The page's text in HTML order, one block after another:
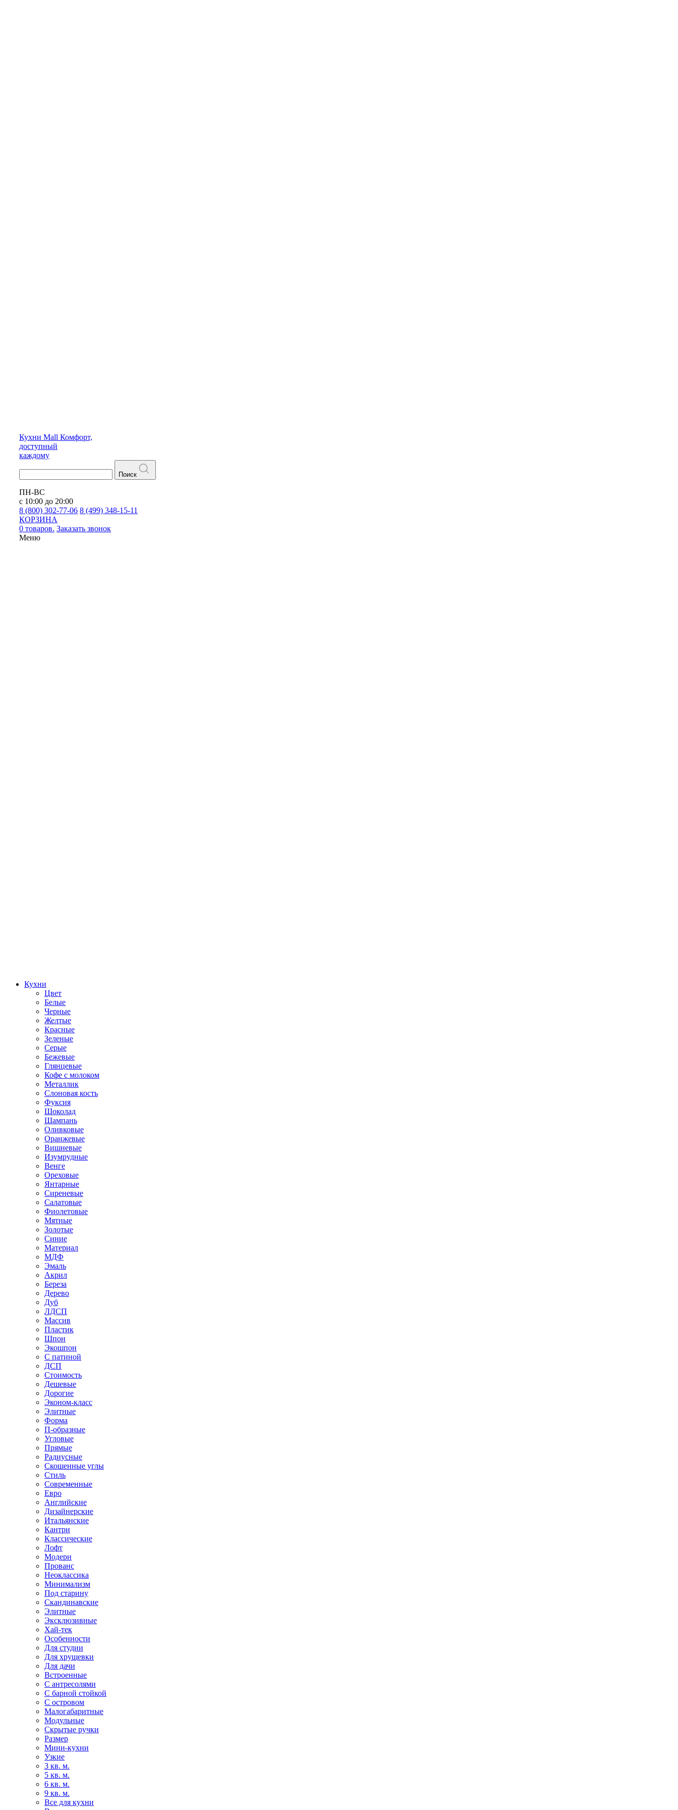
Кухни Mall Комфорт,
доступный
каждому
Поиск
ПН-ВС
с 10:00 до 20:00
8 (800) 302-77-06 8 (499) 348-15-11
КОРЗИНА
0 товаров. Заказать звонок
Меню
Кухни
Цвет
Белые
Черные
Желтые
Красные
Зеленые
Серые
Бежевые
Глянцевые
Кофе с молоком
Металлик
Слоновая кость
Фуксия
Шоколад
Шампань
Оливковые
Оранжевые
Вишневые
Изумрудные
Венге
Ореховые
Янтарные
Сиреневые
Салатовые
Фиолетовые
Мятные
Золотые
Синие
Материал
МДФ
Эмаль
Акрил
Береза
Дерево
Дуб
ЛДСП
Массив
Пластик
Шпон
Экошпон
С патиной
ДСП
Стоимость
Дешевые
Дорогие
Эконом-класс
Элитные
Форма
П-образные
Угловые
Прямые
Радиусные
Скошенные углы
Стиль
Современные
Евро
Английские
Дизайнерские
Итальянские
Кантри
Классические
Лофт
Модерн
Прованс
Неоклассика
Минимализм
Под старину
Скандинавские
Элитные
Эксклюзивные
Хай-тек
Особенности
Для студии
Для хрущевки
Для дачи
Встроенные
С антресолями
С барной стойкой
С островом
Малогабаритные
Модульные
Скрытые ручки
Размер
Мини-кухни
Узкие
3 кв. м.
5 кв. м.
6 кв. м.
9 кв. м.
Все для кухни